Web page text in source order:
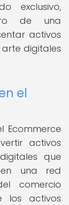
exclusivo,
de una
activos
digitales
el
Ecommerce
activos
que
una red
comercio
los activos